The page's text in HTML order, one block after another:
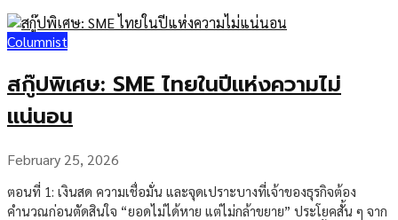
คือ […]
ให้อุณหภูมิในร่างกายสูงผิดปกติ และกระทบต่อระบบสำคัญของร่างกาย
จุดอันตรายของโรคนี้ สาเหตุที่ทำให้เกิดฮีทสโตรก สาเหตุหลักมักมาจาก
การที่ร่างกายต้องเผชิญความร้อนเป็นเวลานาน หรือระบายความร้อนได้
ทำงานกลางแจ้งเท่านั้นที่ต้องระวัง แต่ยังรวมถึงกลุ่มเปราะบางที่ร่างกาย
รับมือกับความร้อนได้ยากกว่า กลุ่มเสี่ยงสำคัญ อาการเตือนที่ไม่ควรมอง
ข้าม ฮีทสโตรกมักไม่เริ่มต้นด้วยอาการรุนแรงทันที หลายคนเริ่มจากอาการ
เหล่านี้ ไม่ควรฝืนทำกิจกรรมต่อ วิธีป้องกันที่ทำได้ทันที ข่าวนี้สำคัญตรงที่
ผู้อ่านสามารถนำไปใช้ได้จริงในชีวิตประจำวัน ไม่ต้องรอให้ป่วยก่อนค่อย
ระวัง วิธีป้องกันฮีทสโตรก ถ้าเริ่มมีอาการ ต้องทำอย่างไร? เมื่อเริ่มมีอาการ
Columnist
สกู๊ปพิเศษ: SME ไทยในปีแห่งความไม่
แน่นอน
February 25, 2026
ตอนที่ 1: เงินสด ความเชื่อมั่น และจุดเปราะบางที่เจ้าของธุรกิจต้อง
คำนวณก่อนตัดสินใจ “ยอดไม่ได้หาย แต่ไม่กล้าขยาย” ประโยคสั้น ๆ จาก